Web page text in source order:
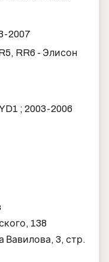
2007
RR6 - Элисон
; 2003-2006
138
Вавилова, 3, стр.